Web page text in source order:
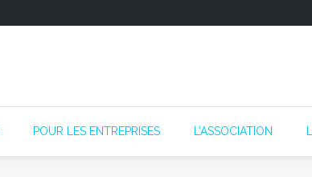
POUR LES ENTREPRISES L’ASSOCIATION